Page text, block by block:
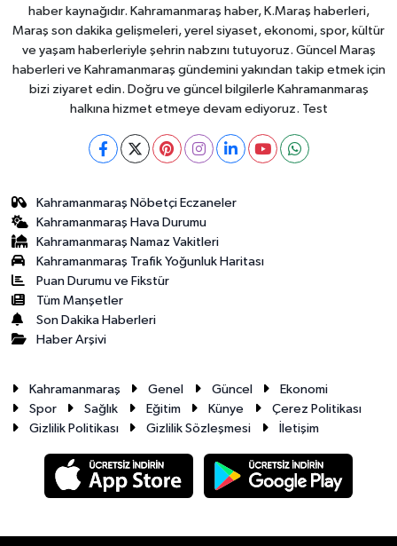
haber kaynağıdır. Kahramanmaraş haber, K.Maraş haberleri,
Maraş son dakika gelişmeleri, yerel siyaset, ekonomi, spor, kültür
ve yaşam haberleriyle şehrin nabzını tutuyoruz. Güncel Maraş
haberleri ve Kahramanmaraş gündemini yakından takip etmek için
bizi ziyaret edin. Doğru ve güncel bilgilerle Kahramanmaraş
halkına hizmet etmeye devam ediyoruz. Test
Kahramanmaraş Nöbetçi Eczaneler
Kahramanmaraş Hava Durumu
Kahramanmaraş Namaz Vakitleri
Kahramanmaraş Trafik Yoğunluk Haritası
Puan Durumu ve Fikstür
Tüm Manşetler
Son Dakika Haberleri
Haber Arşivi
Kahramanmaraş Genel Güncel
Ekonomi
Spor
Sağlık Eğitim Künye
Çerez Politikası
Gizlilik Politikası
Gizlilik Sözleşmesi İletişim